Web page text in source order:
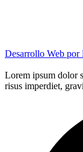
Desarrollo Web por
Lorem ipsum dolor
risus imperdiet,